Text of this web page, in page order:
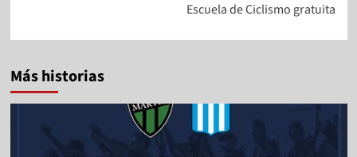
Escuela de Ciclismo gratuita
Más historias